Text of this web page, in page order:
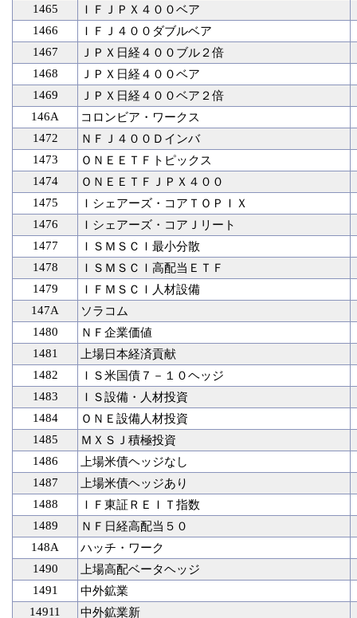
1465
ＩＦＪＰＸ４００ベア
1466
ＩＦＪ４００ダブルベア
1467
ＪＰＸ日経４００ブル２倍
1468
ＪＰＸ日経４００ベア
1469
ＪＰＸ日経４００ベア２倍
146A
コロンビア・ワークス
1472
ＮＦＪ４００Ｄインバ
1473
ＯＮＥＥＴＦトピックス
1474
ＯＮＥＥＴＦＪＰＸ４００
1475
Ｉシェアーズ・コアＴＯＰＩＸ
1476
Ｉシェアーズ・コアＪリート
1477
ＩＳＭＳＣＩ最小分散
1478
ＩＳＭＳＣＩ高配当ＥＴＦ
1479
ＩＦＭＳＣＩ人材設備
147A
ソラコム
1480
ＮＦ企業価値
1481
上場日本経済貢献
1482
ＩＳ米国債７－１０ヘッジ
1483
ＩＳ設備・人材投資
1484
ＯＮＥ設備人材投資
1485
ＭＸＳＪ積極投資
1486
上場米債ヘッジなし
1487
上場米債ヘッジあり
1488
ＩＦ東証ＲＥＩＴ指数
1489
ＮＦ日経高配当５０
148A
ハッチ・ワーク
1490
上場高配ベータヘッジ
1491
中外鉱業
14911
中外鉱業新